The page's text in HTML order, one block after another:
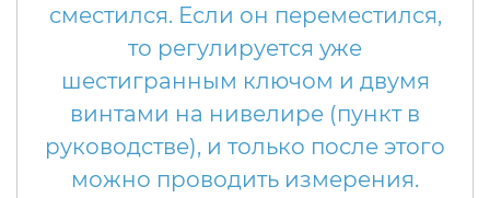
сместился. Если он переместился,
то регулируется уже
шестигранным ключом и двумя
винтами на нивелире (пункт в
руководстве), и только после этого
можно проводить измерения.